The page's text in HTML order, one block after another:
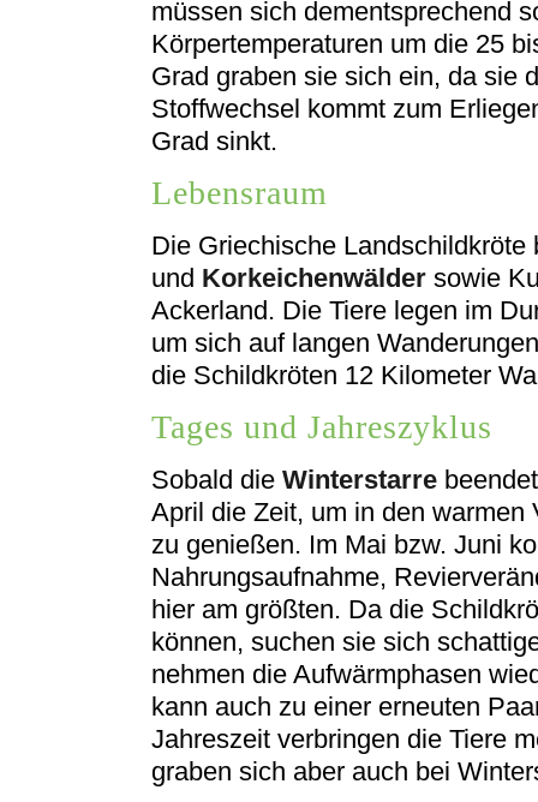
müssen sich dementsprechend
Körpertemperaturen um die 25
Grad graben sie sich ein, da sie
Stoffwechsel kommt zum
Grad sinkt.
Lebensraum
Die Griechische
und Korkeichenwälder sowie
Ackerland. Die Tiere legen im
um sich auf langen
die Schildkröten 12 Kilometer
Tages und Jahreszyklus
Sobald die Winterstarre
April die Zeit, um in den
zu genießen. Im Mai bzw. Juni
Nahrungsaufnahme,
hier am größten. Da die
können, suchen sie sich
nehmen die Aufwärmphasen
kann auch zu einer erneuten
Jahreszeit verbringen die Tiere
graben sich aber auch bei